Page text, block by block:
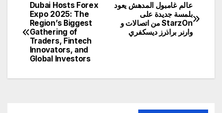
تصفّح
المقالات
Dubai Hosts Forex
Expo 2025: The
Region’s Biggest
Gathering of
Traders, Fintech
Innovators, and
Global Investors
عالم غامبول المدهش يعود
بلمسة جديدة على
StarzOn من اتصالات و
وارنر براذرز ديسكفري